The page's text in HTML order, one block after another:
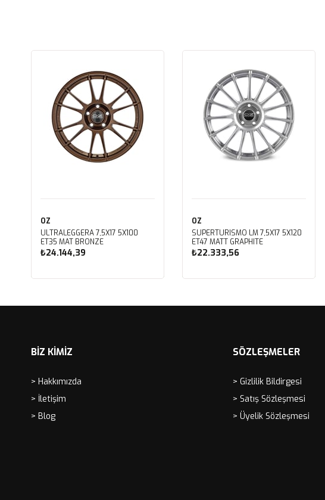
OZ
ULTRALEGGERA 7,5X17 5X100
ET35 MAT BRONZE
₺24.144,39
OZ
SUPERTURISMO LM 7,5X17 5X120
ET47 MATT GRAPHITE
₺22.333,56
BİZ KİMİZ
> Hakkımızda
> İletişim
> Blog
SÖZLEŞMELER
> Gizlilik Bildirgesi
> Satış Sözleşmesi
> Üyelik Sözleşmesi